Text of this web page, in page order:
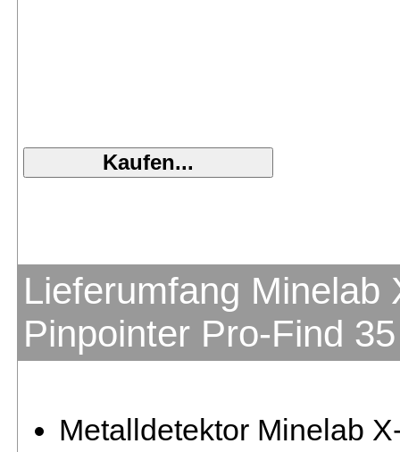
Lieferumfang Minelab
Pinpointer Pro-Find 35
Metalldetektor Minelab